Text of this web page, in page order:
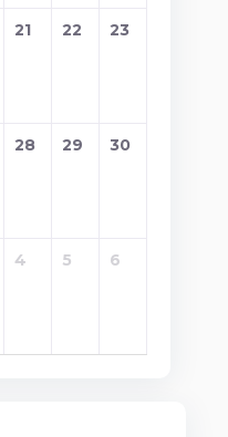
21 22 23
28 29 30
4 5 6